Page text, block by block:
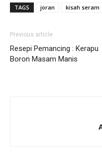
TAGS joran kisah seram
Previous article
Resepi Pemancing : Kerapu
Boron Masam Manis